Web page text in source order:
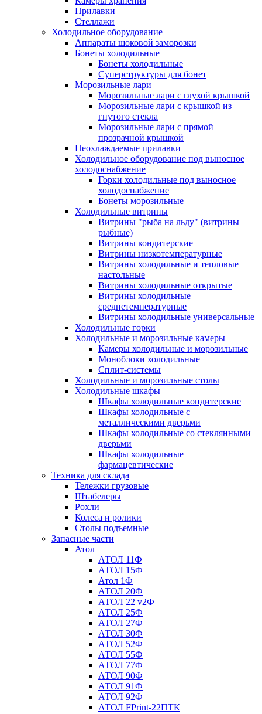
Прилавки
Стеллажи
Холодильное оборудование
Аппараты шоковой заморозки
Бонеты холодильные
Бонеты холодильные
Суперструктуры для бонет
Морозильные лари
Морозильные лари с глухой крышкой
Морозильные лари с крышкой из
гнутого стекла
Морозильные лари с прямой
прозрачной крышкой
Неохлаждаемые прилавки
Холодильное оборудование под выносное
холодоснабжение
Горки холодильные под выносное
холодоснабжение
Бонеты морозильные
Холодильные витрины
Витрины "рыба на льду" (витрины
рыбные)
Витрины кондитерские
Витрины низкотемпературные
Витрины холодильные и тепловые
настольные
Витрины холодильные открытые
Витрины холодильные
среднетемпературные
Витрины холодильные универсальные
Холодильные горки
Холодильные и морозильные камеры
Камеры холодильные и морозильные
Моноблоки холодильные
Сплит-системы
Холодильные и морозильные столы
Холодильные шкафы
Шкафы холодильные кондитерские
Шкафы холодильные с
металлическими дверьми
Шкафы холодильные со стеклянными
дверьми
Шкафы холодильные
фармацевтические
Техника для склада
Тележки грузовые
Штабелеры
Рохли
Колеса и ролики
Столы подъемные
Запасные части
Атол
АТОЛ 11Ф
АТОЛ 15Ф
Атол 1Ф
АТОЛ 20Ф
АТОЛ 22 v2Ф
АТОЛ 25Ф
АТОЛ 27Ф
АТОЛ 30Ф
АТОЛ 52Ф
АТОЛ 55Ф
АТОЛ 77Ф
АТОЛ 90Ф
АТОЛ 91Ф
АТОЛ 92Ф
АТОЛ FPrint-22ПТК